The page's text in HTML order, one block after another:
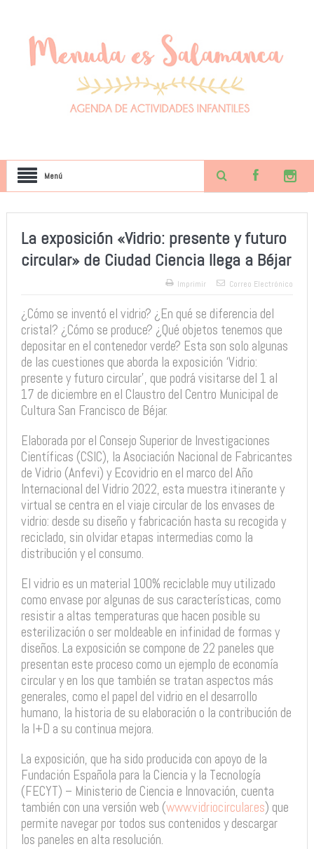
Menú
La exposición «Vidrio: presente y futuro
circular» de Ciudad Ciencia llega a Béjar
Imprimir Correo Electrónico
¿Cómo se inventó el vidrio? ¿En qué se diferencia del
cristal? ¿Cómo se produce? ¿Qué objetos tenemos que
depositar en el contenedor verde? Esta son solo algunas
de las cuestiones que aborda la exposición ‘Vidrio:
presente y futuro circular’, que podrá visitarse del 1 al
17 de diciembre en el Claustro del Centro Municipal de
Cultura San Francisco de Béjar.
Elaborada por el Consejo Superior de Investigaciones
Científicas (CSIC), la Asociación Nacional de Fabricantes
de Vidrio (Anfevi) y Ecovidrio en el marco del Año
Internacional del Vidrio 2022, esta muestra itinerante y
virtual se centra en el viaje circular de los envases de
vidrio: desde su diseño y fabricación hasta su recogida y
reciclado, sin olvidar etapas intermedias como la
distribución y el consumo.
El vidrio es un material 100% reciclable muy utilizado
como envase por algunas de sus características, como
resistir a altas temperaturas que hacen posible su
esterilización o ser moldeable en infinidad de formas y
diseños. La exposición se compone de 22 paneles que
presentan este proceso como un ejemplo de economía
circular y en los que también se tratan aspectos más
generales, como el papel del vidrio en el desarrollo
humano, la historia de su elaboración o la contribución de
la I+D a su continua mejora.
La exposición, que ha sido producida con apoyo de la
Fundación Española para la Ciencia y la Tecnología
(FECYT) – Ministerio de Ciencia e Innovación, cuenta
también con una versión web (www.vidriocircular.es) que
permite navegar por todos sus contenidos y descargar
los paneles en alta resolución.